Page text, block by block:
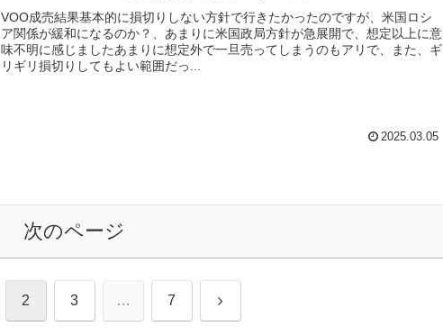
VOO成売結果基本的に損切りしない方針で行きたかったのですが、米国ロシ
ア関係が緩和になるのか？、あまりに米国政局方針が急展開で、想定以上に意
味不明に感じましたあまりに想定外で一旦売ってしまうのもアリで、また、ギ
リギリ損切りしてもよい範囲だっ...
2025.03.05
次のページ
2 3 … 7 次